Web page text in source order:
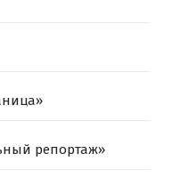
репортаж»